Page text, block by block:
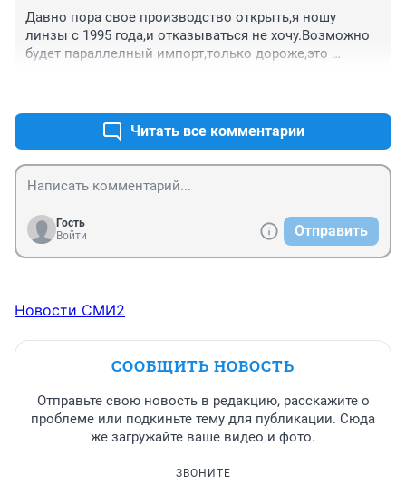
Давно пора свое производство открыть,я ношу
линзы с 1995 года,и отказываться не хочу.Возможно
будет параллелный импорт,только дороже,это
Читать все комментарии
Гость
Войти
Отправить
Новости СМИ2
СООБЩИТЬ НОВОСТЬ
Отправьте свою новость в редакцию, расскажите о
проблеме или подкиньте тему для публикации. Сюда
же загружайте ваше видео и фото.
ЗВОНИТЕ